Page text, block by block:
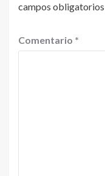
campos
Comentario *